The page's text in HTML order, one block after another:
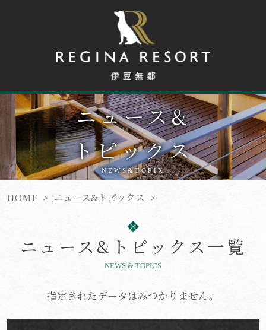
ニュース&
トピックス
NEWS&TOPIX
HOME > ニュース&トピックス >
ニュース&トピックス一覧
NEWS & TOPICS
指定されたデータはみつかりません。